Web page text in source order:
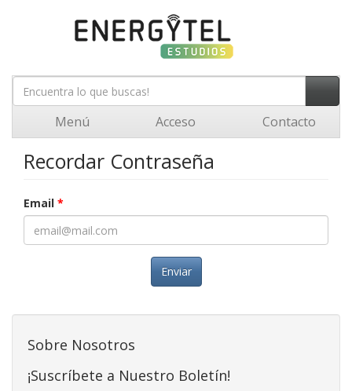
Menú Acceso Contacto
Recordar Contraseña
Email *
Enviar
Sobre Nosotros
¡Suscríbete a Nuestro Boletín!